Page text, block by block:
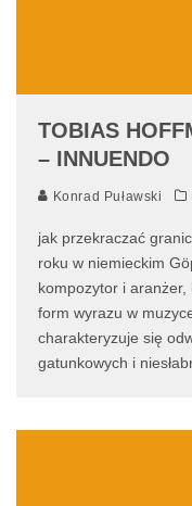
TOBIAS
– INNUENDO
Konrad Puławski
jak przekraczać
roku w niemieckim
kompozytor i
form wyrazu w
charakteryzuje się
gatunkowych i